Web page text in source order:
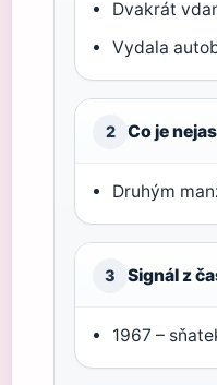
Dvakrát
Vydala
2 Co je
Druhým
3 Signál z
1967 –